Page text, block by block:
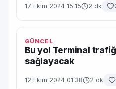
17 Ekim 2024 15:15 2 dk
GÜNCEL
Bu yol Terminal
sağlayacak
12 Ekim 2024 01:38 2 dk